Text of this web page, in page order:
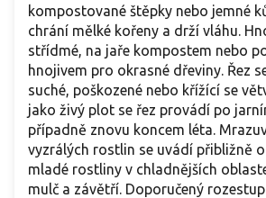
kompostované štěpky nebo jemné
chrání mělké kořeny a drží vláhu.
střídmé, na jaře kompostem nebo
hnojivem pro okrasné dřeviny. Řez
suché, poškozené nebo křížící se
jako živý plot se řez provádí po
případně znovu koncem léta.
vyzrálých rostlin se uvádí přibližně
mladé rostliny v chladnějších
mulč a závětří. Doporučený